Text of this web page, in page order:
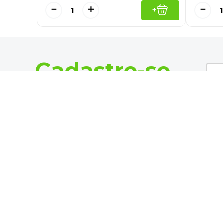
＋
－ + －
Cadastre-se